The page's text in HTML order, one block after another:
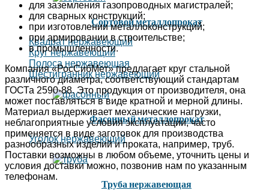
Сортовой металлопрокат
Квадрат нержавеющий
Круг нержавеющий
Полоса нержавеющая
Шестигранник нержавеющий
Фасонный металлопрокат
Уголок нержавеющий
Труба нержавеющая
для заземления газопроводных магистралей;
для сварных конструкций;
при изготовлении металлоконструкций;
при армировании в строительстве;
в промышленности.
Компания «РосСибМет» предлагает круг стальной
различного диаметра, соответствующий стандартам
ГОСТа 2590-88. Это продукция от производителя, она
может поставляться в виде кратной и мерной длины.
Материал выдерживает механические нагрузки,
неблагоприятные условия эксплуатации, часто
применяется в виде заготовок для производства
разнообразных изделий и проката, например, труб.
Поставки возможны в любом объеме, уточнить цены и
условия доставки можно, позвонив нам по указанным
телефонам.